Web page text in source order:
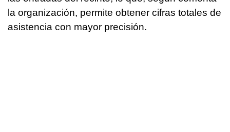
la organización, permite obtener cifras totales de
asistencia con mayor precisión.